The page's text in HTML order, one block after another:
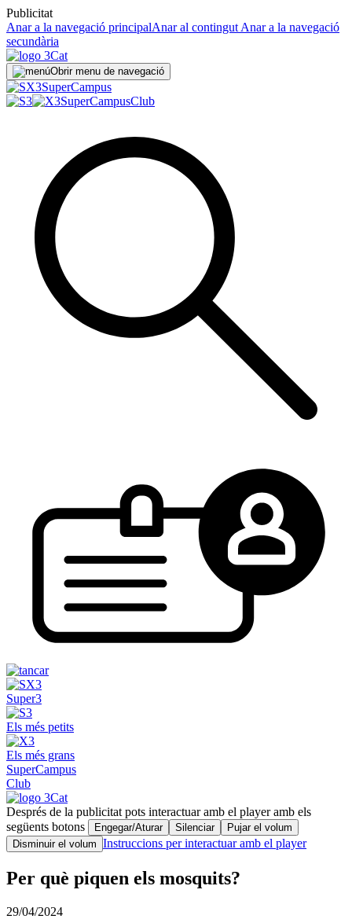
Publicitat
Anar a la navegació principalAnar al contingut Anar a la navegació
secundària
Obrir menu de navegació
SuperCampus
SuperCampusClub
Super3
Els més petits
Els més grans
SuperCampus
Club
Després de la publicitat pots interactuar amb el player amb els
següents botons
Engegar/Aturar Silenciar
Pujar el volum
Disminuir el volum Instruccions per interactuar amb el player
Per què piquen els mosquits?
29/04/2024